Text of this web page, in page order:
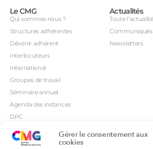
Gérer le consentement aux
cookies
Le CMG
Qui sommes nous ?
Structures adhérentes
Dévenir adhérent
Interlocuteurs
International
Groupes de travail
Séminaire annuel
Agenda des instances
DPC
Orientations prioritaires
Actualités
Toute l’actualité
Communiqués
Newsletters